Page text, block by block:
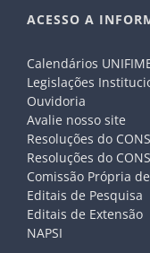
ACESSO A
Calendários
Legislações
Ouvidoria
Avalie nosso site
Resoluções do
Resoluções do
Comissão Própria
Editais de Pesquisa
Editais de Extensão
NAPSI